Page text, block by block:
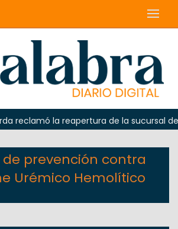
la reapertura de la sucursal del
prevención contra
Urémico Hemolítico